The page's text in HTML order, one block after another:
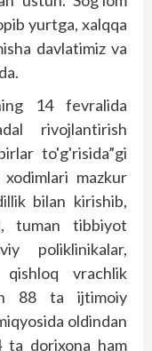
yurtga, xalqqa
davlatimiz va
14 fevralida
rivojlantirish
to'g'risida”gi
mazkur
bilan kirishib,
tuman tibbiyot
poliklinikalar,
vrachlik
88 ta ijtimoiy
oldindan
dorixona ham